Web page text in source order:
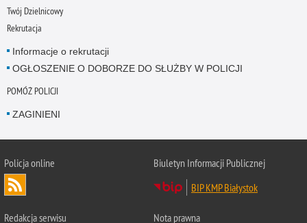
Twój Dzielnicowy
Rekrutacja
Informacje o rekrutacji
OGŁOSZENIE O DOBORZE DO SŁUŻBY W POLICJI
POMÓŻ POLICJI
ZAGINIENI
Policja online
Biuletyn Informacji Publicznej
BIP KMP Białystok
Redakcja serwisu Nota prawna